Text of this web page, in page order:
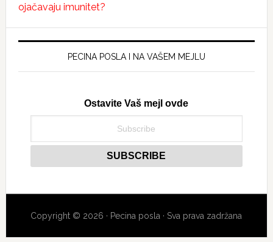
ojačavaju imunitet?
PECINA POSLA I NA VAŠEM MEJLU
Ostavite Vaš mejl ovde
Copyright © 2026 · Pecina posla · Sva prava zadržana